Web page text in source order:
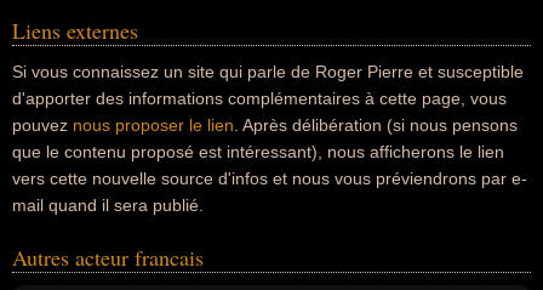
Liens externes
Si vous connaissez un site qui parle de Roger Pierre et susceptible
d'apporter des informations complémentaires à cette page, vous
pouvez nous proposer le lien . Après délibération (si nous pensons
que le contenu proposé est intéressant), nous afficherons le lien
vers cette nouvelle source d'infos et nous vous préviendrons par e-
mail quand il sera publié.
Autres acteur francais